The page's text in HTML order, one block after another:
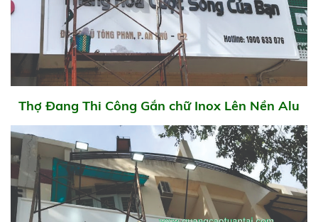
Thợ Đang Thi Công Gắn chữ Inox Lên Nền Alu